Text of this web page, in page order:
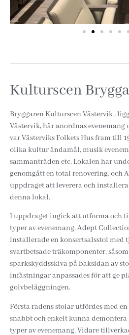
Kulturscen
Bryggaren Kulturscen Västervik ,
Västervik, här anordnas
var Västerviks Folkets Hus fram till
olika kultur ändamål, musik
sammanträden etc. Lokalen har
genomgått en total renovering, och
uppdraget att leverera och
denna lokal.
I uppdraget ingick att utforma och
typer av evenemang. Adept
installerade en konsertsalsstol med
svartbetsade träkomponenter,
sparkskyddsskiva på baksidan av
infästningar anpassades för att ge
golvbeläggningen.
Första radens stolar utfördes med
snabbt och enkelt kunna
typer av evenemang. Vidare